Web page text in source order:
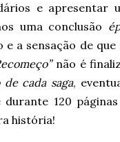
e apresentar
uma conclusão
e a sensação de
não é
cada saga,
120
história!